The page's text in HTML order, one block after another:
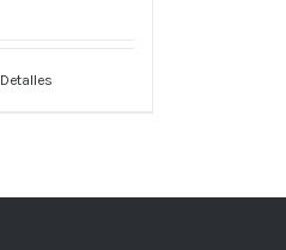
Detalles